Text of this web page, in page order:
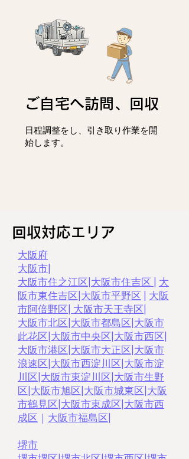
ご自宅へ訪問、回収
日程調整をし、 引き取り作業を開
始します。
回収対応エリア
大阪府
大阪市
大阪市住之江区 大阪市住吉区
大
阪市東住吉区 大阪市平野区
大阪
市阿倍野区 大阪市天王寺区
大阪市北区 大阪市都島区 大阪市
此花区 大阪市中央区 大阪市西区
大阪市港区 大阪市大正区 大阪市
浪速区 大阪市西淀川区 大阪市淀
川区 大阪市東淀川区 大阪市生野
区 大阪市旭区 大阪市城東区 大阪
市鶴見区 大阪市東成区 大阪市西
成区 ｜ 大阪市福島区
堺市